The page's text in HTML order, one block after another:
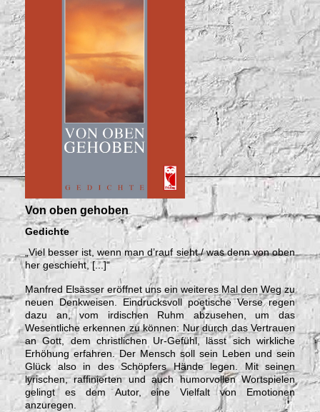
Von oben gehoben
Gedichte
„Viel besser ist, wenn man d’rauf sieht /was denn von oben
her geschieht, [...]“
Manfred Elsässer eröffnet uns ein weiteres Mal den Weg zu
neuen Denkweisen. Eindrucksvoll poetische Verse regen
dazu an, vom irdischen Ruhm abzusehen, um das
Wesentliche erkennen zu können: Nur durch das Vertrauen
an Gott, dem christlichen Ur-Gefühl, lässt sich wirkliche
Erhöhung erfahren. Der Mensch soll sein Leben und sein
Glück also in des Schöpfers Hände legen. Mit seinen
lyrischen, raffinierten und auch humorvollen Wortspielen
gelingt es dem Autor, eine Vielfalt von Emotionen
anzuregen.